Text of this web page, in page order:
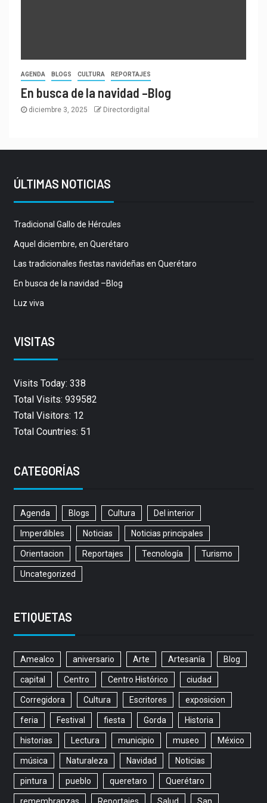
AGENDA BLOGS CULTURA REPORTAJES
En busca de la navidad –Blog
diciembre 3, 2025 Directordigital
ÚLTIMAS NOTICIAS
Tradicional Gallo de Hércules
Aquel diciembre, en Querétaro
Las tradicionales fiestas navideñas en Querétaro
En busca de la navidad –Blog
Luz viva
VISITAS
Visits Today: 338
Total Visits: 939582
Total Visitors: 12
Total Countries: 51
CATEGORÍAS
Agenda Blogs Cultura Del interior
Imperdibles Noticias Noticias principales
Orientacion Reportajes Tecnología Turismo
Uncategorized
ETIQUETAS
Amealco aniversario Arte Artesanía Blog
capital Centro Centro Histórico ciudad
Corregidora Cultura Escritores exposicion
feria Festival fiesta Gorda Historia
historias Lectura municipio museo México
música Naturaleza Navidad Noticias
pintura pueblo queretaro Querétaro